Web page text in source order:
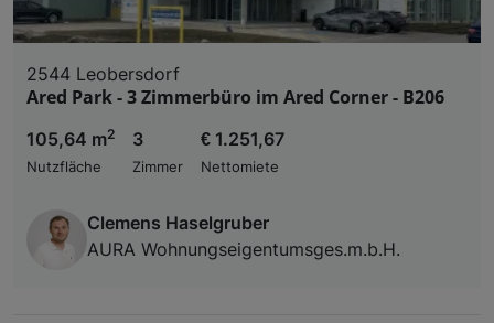
2544 Leobersdorf
Ared Park - 3 Zimmerbüro im Ared Corner - B206
105,64 m2
Nutzfläche
3
Zimmer
€ 1.251,67
Nettomiete
Clemens Haselgruber
AURA Wohnungseigentumsges.m.b.H.